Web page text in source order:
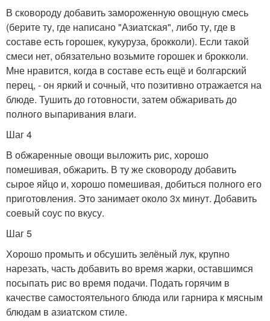
В сковороду добавить замороженную овощную смесь
(берите ту, где написано "Азиатская", либо ту, где в
составе есть горошек, кукуруза, брокколи). Если такой
смеси нет, обязательно возьмите горошек и брокколи.
Мне нравится, когда в составе есть ещё и болгарский
перец, - он яркий и сочный, что позитивно отражается на
блюде. Тушить до готовности, затем обжаривать до
полного выпаривания влаги.
Шаг 4
В обжаренные овощи выложить рис, хорошо
помешивая, обжарить. В ту же сковороду добавить
сырое яйцо и, хорошо помешивая, добиться полного его
приготовления. Это занимает около 3х минут. Добавить
соевый соус по вкусу.
Шаг 5
Хорошо промыть и обсушить зелёный лук, крупно
нарезать, часть добавить во время жарки, оставшимся
посыпать рис во время подачи. Подать горячим в
качестве самостоятельного блюда или гарнира к мясным
блюдам в азиатском стиле.